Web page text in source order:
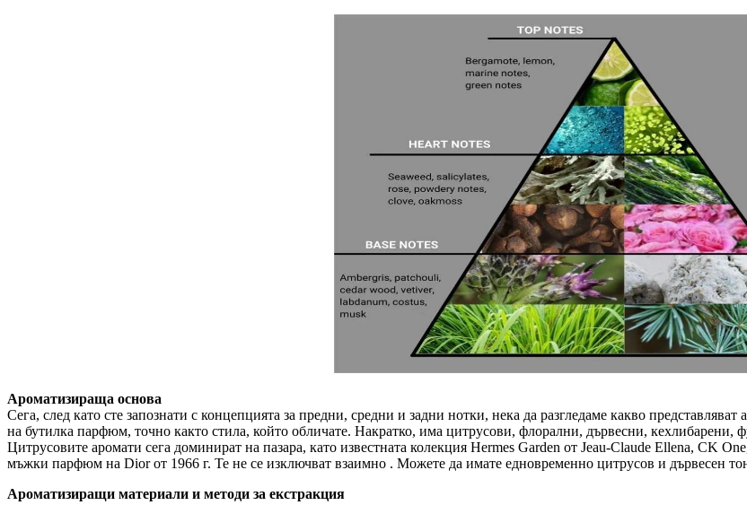
Ароматизираща основа
Сега, след като сте запознати с концепцията за предни, средни и задни нотки, нека да разгледаме какво
на бутилка парфюм, точно както стила, който обличате. Накратко, има цитрусови, флорални, дървесни,
Цитрусовите аромати сега доминират на пазара, като известната колекция Hermes Garden от Jeau-Claude Ellena, CK
мъжки парфюм на Dior от 1966 г. Те не се изключват взаимно . Можете да имате едновременно цитрусов и дървесен
Ароматизиращи материали и методи за екстракция